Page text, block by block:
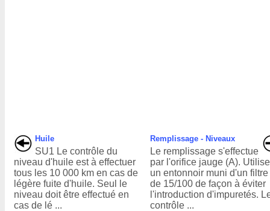
Huile
SU1 Le contrôle du
niveau d'huile est à effectuer
tous les 10 000 km en cas de
légère fuite d'huile. Seul le
niveau doit être effectué en
cas de lé ...
Remplissage - Niveaux
Le remplissage s'effectue
par l'orifice jauge (A).
un entonnoir muni d'un filtre
de 15/100 de façon à éviter
l'introduction d'impuretés.
contrôle ...